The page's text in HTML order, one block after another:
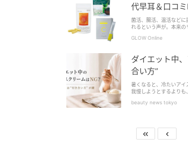
代早耳＆口コミ
菌活、腸活、温活などに
れるという声が。本来の
GLOW Online
ダイエット中
合い方”
暑くなると、冷たいア
我慢しようとするよりも
beauty news tokyo